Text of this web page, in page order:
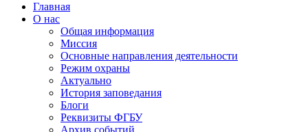
Главная
О нас
Общая информация
Миссия
Основные направления деятельности
Режим охраны
Актуально
История заповедания
Блоги
Реквизиты ФГБУ
Архив событий